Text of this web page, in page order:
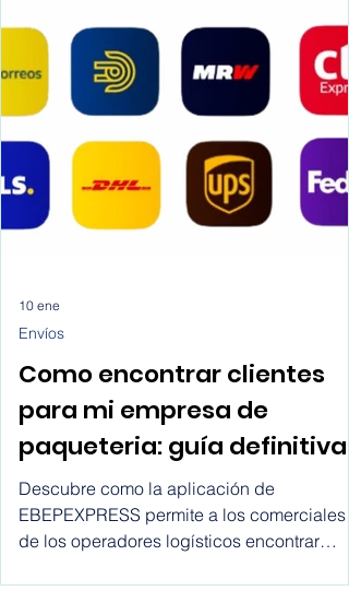
editoriales y la presión por publicar han
generado un entorno donde muchos
estudiantes e investigadores recurren a
soluciones de IA para escribir artículos
científicos sin una reflexión crítica sobre
implicaciones.
Como encontrar clientes
para mi empresa de
paqueteria: guía definitiva
para los comerciales de
operadores logísticos
Descubre como la aplicación de
EBEPEXPRESS permite a los comerciales
de los operadores logísticos encontrar
Envíos